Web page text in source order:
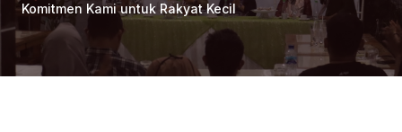
Komitmen Kami untuk Rakyat Kecil